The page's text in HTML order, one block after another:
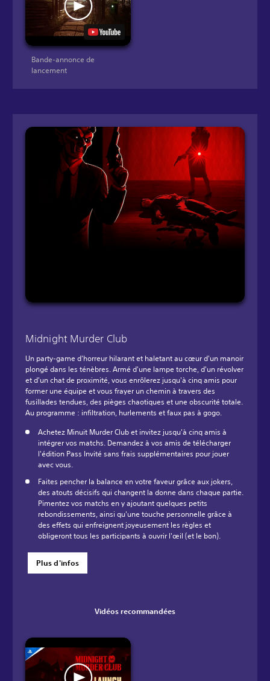
Bande-annonce de
lancement
Midnight Murder Club
Un party-game d'horreur hilarant et haletant au cœur d'un manoir
plongé dans les ténèbres. Armé d'une lampe torche, d'un révolver
et d'un chat de proximité, vous enrôlerez jusqu'à cinq amis pour
former une équipe et vous frayer un chemin à travers des
fusillades tendues, des pièges chaotiques et une obscurité totale.
Au programme : infiltration, hurlements et faux pas à gogo.
Achetez Minuit Murder Club et invitez jusqu'à cinq amis à
intégrer vos matchs. Demandez à vos amis de télécharger
l'édition Pass Invité sans frais supplémentaires pour jouer
avec vous.
Faites pencher la balance en votre faveur grâce aux jokers,
des atouts décisifs qui changent la donne dans chaque partie.
Pimentez vos matchs en y ajoutant quelques petits
rebondissements, ainsi qu'une touche personnelle grâce à
des effets qui enfreignent joyeusement les règles et
obligeront tous les participants à ouvrir l'œil (et le bon).
Plus d'infos
Vidéos recommandées